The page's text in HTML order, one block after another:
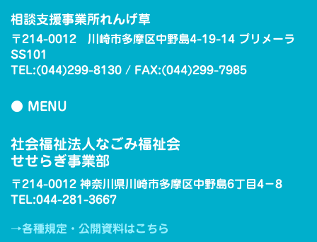
相談支援事業所れんげ草
〒214-0012 川崎市多摩区中野島4-19-14 プリメーラ
SS101
TEL:(044)299-8130 / FAX:(044)299-7985
● MENU
社会福祉法人なごみ福祉会
せせらぎ事業部
〒214-0012 神奈川県川崎市多摩区中野島6丁目4−8
TEL:044-281-3667
→各種規定・公開資料はこちら